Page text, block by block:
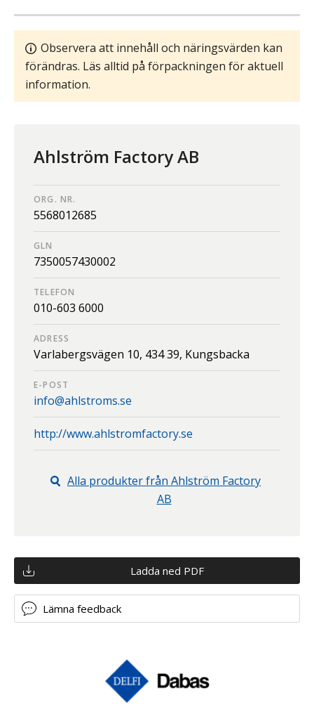
Observera att innehåll och näringsvärden kan
förändras. Läs alltid på förpackningen för aktuell
information.
Ahlström Factory AB
ORG. NR.
5568012685
GLN
7350057430002
TELEFON
010-603 6000
ADRESS
Varlabergsvägen 10, 434 39, Kungsbacka
E-POST
info@ahlstroms.se
http://www.ahlstromfactory.se
Alla produkter från Ahlström Factory
AB
Ladda ned PDF
Lämna feedback